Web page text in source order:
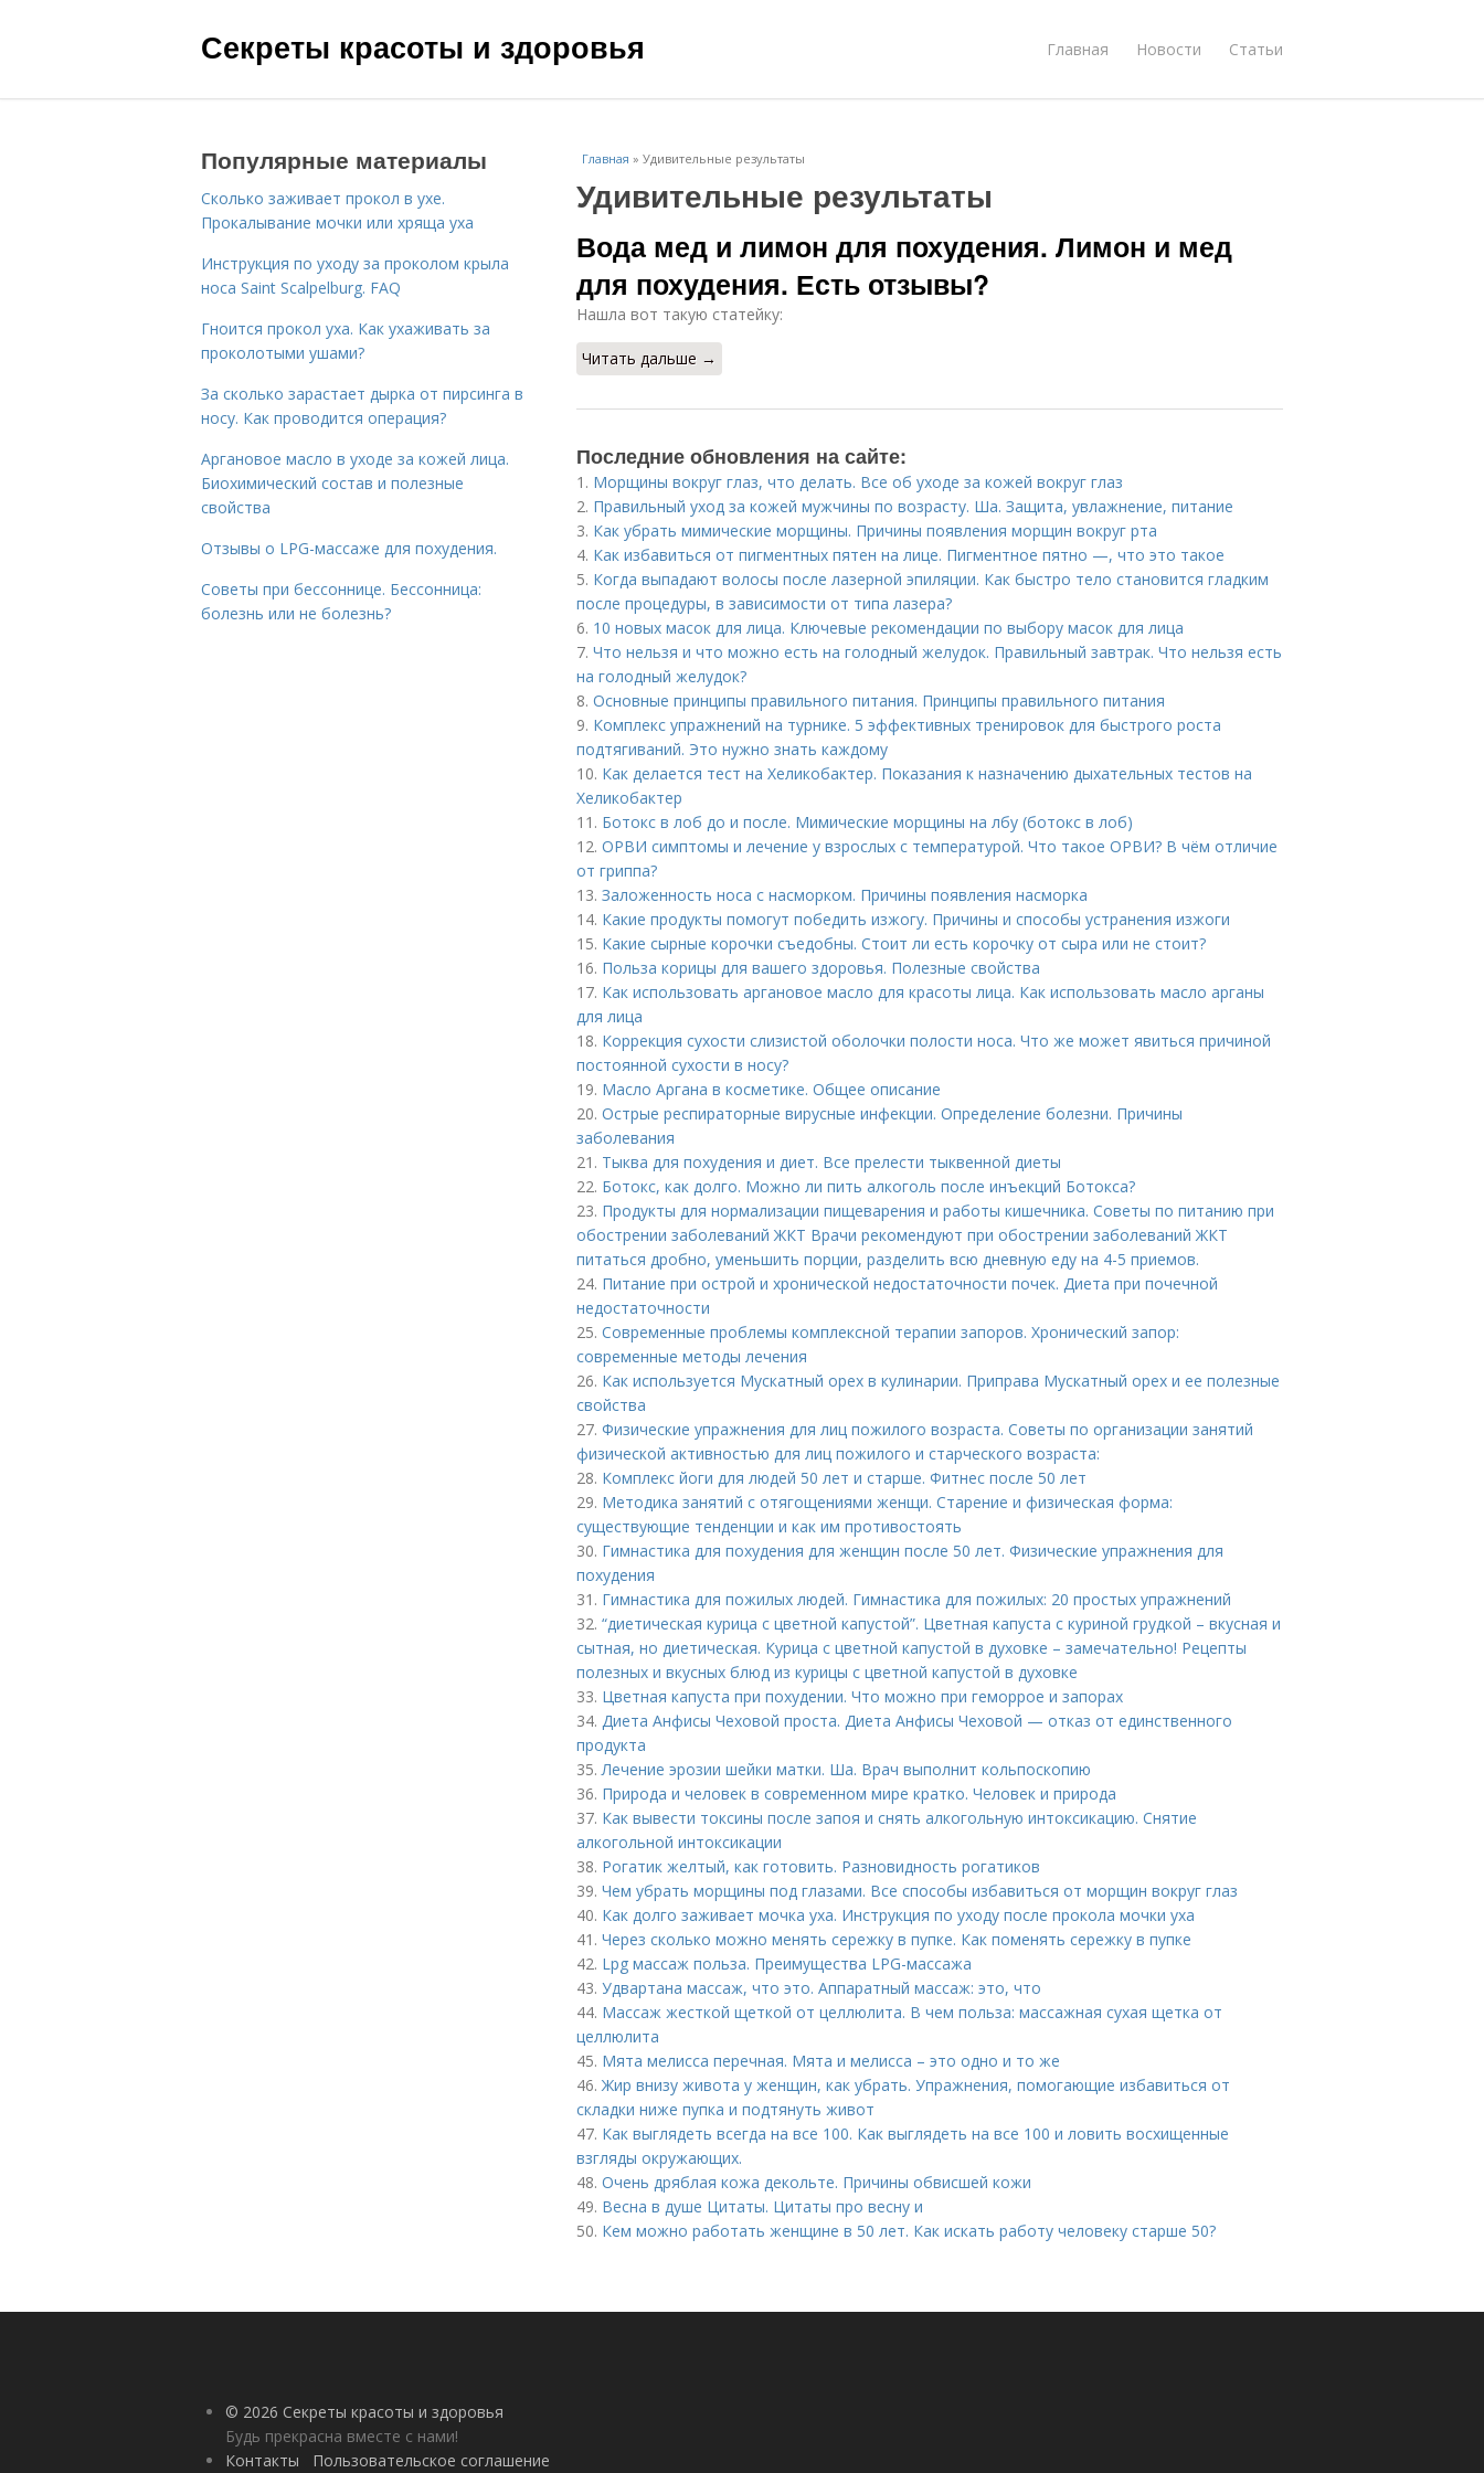
Секреты красоты и здоровья Главная Новости Статьи
Главная » Удивительные результаты
Удивительные результаты
Вода мед и лимон для похудения. Лимон и мед
для похудения. Есть отзывы?
Нашла вот такую статейку:
Читать дальше →
Последние обновления на сайте:
1. Морщины вокруг глаз, что делать. Все об уходе за кожей вокруг глаз
2. Правильный уход за кожей мужчины по возрасту. Ша. Защита, увлажнение, питание
3. Как убрать мимические морщины. Причины появления морщин вокруг рта
4. Как избавиться от пигментных пятен на лице. Пигментное пятно —, что это такое
5. Когда выпадают волосы после лазерной эпиляции. Как быстро тело становится гладким
после процедуры, в зависимости от типа лазера?
6. 10 новых масок для лица. Ключевые рекомендации по выбору масок для лица
7. Что нельзя и что можно есть на голодный желудок. Правильный завтрак. Что нельзя есть
на голодный желудок?
8. Основные принципы правильного питания. Принципы правильного питания
9. Комплекс упражнений на турнике. 5 эффективных тренировок для быстрого роста
подтягиваний. Это нужно знать каждому
10. Как делается тест на Хеликобактер. Показания к назначению дыхательных тестов на
Хеликобактер
11. Ботокс в лоб до и после. Мимические морщины на лбу (ботокс в лоб)
12. ОРВИ симптомы и лечение у взрослых с температурой. Что такое ОРВИ? В чём отличие
от гриппа?
13. Заложенность носа с насморком. Причины появления насморка
14. Какие продукты помогут победить изжогу. Причины и способы устранения изжоги
15. Какие сырные корочки съедобны. Стоит ли есть корочку от сыра или не стоит?
16. Польза корицы для вашего здоровья. Полезные свойства
17. Как использовать аргановое масло для красоты лица. Как использовать масло арганы
для лица
18. Коррекция сухости слизистой оболочки полости носа. Что же может явиться причиной
постоянной сухости в носу?
19. Масло Аргана в косметике. Общее описание
20. Острые респираторные вирусные инфекции. Определение болезни. Причины
заболевания
21. Тыква для похудения и диет. Все прелести тыквенной диеты
22. Ботокс, как долго. Можно ли пить алкоголь после инъекций Ботокса?
23. Продукты для нормализации пищеварения и работы кишечника. Советы по питанию при
обострении заболеваний ЖКТ Врачи рекомендуют при обострении заболеваний ЖКТ
питаться дробно, уменьшить порции, разделить всю дневную еду на 4-5 приемов.
24. Питание при острой и хронической недостаточности почек. Диета при почечной
недостаточности
25. Современные проблемы комплексной терапии запоров. Хронический запор:
современные методы лечения
26. Как используется Мускатный орех в кулинарии. Приправа Мускатный орех и ее полезные
свойства
27. Физические упражнения для лиц пожилого возраста. Советы по организации занятий
физической активностью для лиц пожилого и старческого возраста:
28. Комплекс йоги для людей 50 лет и старше. Фитнес после 50 лет
29. Методика занятий с отягощениями женщи. Старение и физическая форма:
существующие тенденции и как им противостоять
30. Гимнастика для похудения для женщин после 50 лет. Физические упражнения для
похудения
31. Гимнастика для пожилых людей. Гимнастика для пожилых: 20 простых упражнений
32. “диетическая курица с цветной капустой”. Цветная капуста с куриной грудкой – вкусная и
сытная, но диетическая. Курица с цветной капустой в духовке – замечательно! Рецепты
полезных и вкусных блюд из курицы с цветной капустой в духовке
33. Цветная капуста при похудении. Что можно при геморрое и запорах
34. Диета Анфисы Чеховой проста. Диета Анфисы Чеховой — отказ от единственного
продукта
35.Лечение эрозии шейки матки. Ша. Врач выполнит кольпоскопию
36. Природа и человек в современном мире кратко. Человек и природа
37. Как вывести токсины после запоя и снять алкогольную интоксикацию. Снятие
алкогольной интоксикации
38. Рогатик желтый, как готовить. Разновидность рогатиков
39. Чем убрать морщины под глазами. Все способы избавиться от морщин вокруг глаз
40. Как долго заживает мочка уха. Инструкция по уходу после прокола мочки уха
41. Через сколько можно менять сережку в пупке. Как поменять сережку в пупке
42. Lpg массаж польза. Преимущества LPG-массажа
43. Удвартана массаж, что это. Аппаратный массаж: это, что
44. Массаж жесткой щеткой от целлюлита. В чем польза: массажная сухая щетка от
целлюлита
45. Мята мелисса перечная. Мята и мелисса – это одно и то же
46.Жир внизу живота у женщин, как убрать. Упражнения, помогающие избавиться от
складки ниже пупка и подтянуть живот
47. Как выглядеть всегда на все 100. Как выглядеть на все 100 и ловить восхищенные
взгляды окружающих.
48. Очень дряблая кожа декольте. Причины обвисшей кожи
49. Весна в душе Цитаты. Цитаты про весну и
50. Кем можно работать женщине в 50 лет. Как искать работу человеку старше 50?
Популярные материалы
Сколько заживает прокол в ухе.
Прокалывание мочки или хряща уха
Инструкция по уходу за проколом крыла
носа Saint Scalpelburg. FAQ
Гноится прокол уха. Как ухаживать за
проколотыми ушами?
За сколько зарастает дырка от пирсинга в
носу. Как проводится операция?
Аргановое масло в уходе за кожей лица.
Биохимический состав и полезные
свойства
Отзывы о LPG-массаже для похудения.
Советы при бессоннице. Бессонница:
болезнь или не болезнь?
© 2026 Секреты красоты и здоровья
Будь прекрасна вместе с нами!
Контакты
Пользовательское соглашение